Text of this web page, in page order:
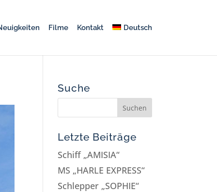
Filme Kontakt Deutsch
Suche
Letzte Beiträge
Schiff „AMISIA“
MS „HARLE EXPRESS“
Schlepper „SOPHIE“